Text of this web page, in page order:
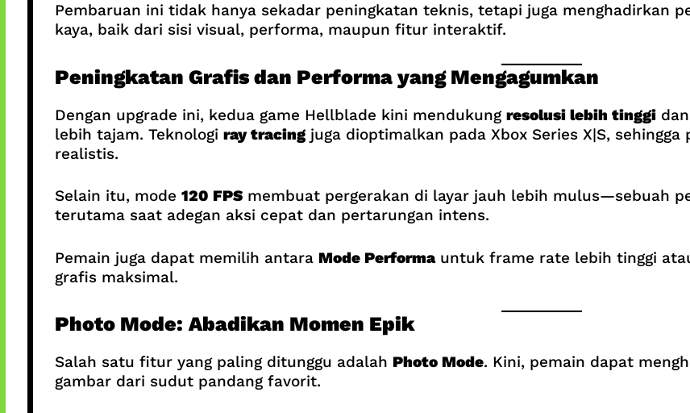
Pembaruan ini tidak hanya sekadar peningkatan teknis, tetapi juga menghadirkan
kaya, baik dari sisi visual, performa, maupun fitur interaktif.
Peningkatan Grafis dan Performa yang Mengagumkan
Dengan upgrade ini, kedua game Hellblade kini mendukung resolusi lebih tinggidan
lebih tajam. Teknologi ray tracingjuga dioptimalkan pada Xbox Series X|S,
realistis.
Selain itu, mode 120 FPSmembuat pergerakan di layar jauh lebih mulus—sebuah
terutama saat adegan aksi cepat dan pertarungan intens.
Pemain juga dapat memilih antara Mode Performauntuk frame rate lebih tinggi
grafis maksimal.
Photo Mode: Abadikan Momen Epik
Salah satu fitur yang paling ditunggu adalah Photo Mode. Kini, pemain dapat
gambar dari sudut pandang favorit.